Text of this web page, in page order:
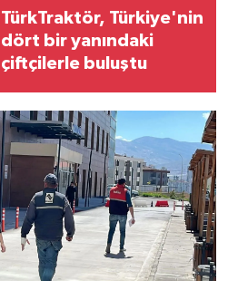
TürkTraktör, Türkiye'nin
dört bir yanındaki
çiftçilerle buluştu